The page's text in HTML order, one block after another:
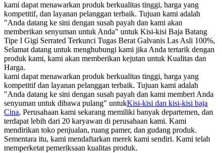
kami dapat menawarkan produk berkualitas tinggi, harga yang
kompetitif, dan layanan pelanggan terbaik. Tujuan kami adalah
"Anda datang ke sini dengan susah payah dan kami akan
memberikan senyuman untuk Anda" untuk Kisi-kisi Baja Batang
Tipe I Gigi Serrated Terkunci Tugas Berat Galvanis Las Asli 100%,
Selamat datang untuk menghubungi kami jika Anda tertarik dengan
produk kami, kami akan memberikan kejutan untuk Kualitas dan
Harga.
kami dapat menawarkan produk berkualitas tinggi, harga yang
kompetitif dan layanan pelanggan terbaik. Tujuan kami adalah
"Anda datang ke sini dengan susah payah dan kami memberi Anda
senyuman untuk dibawa pulang" untukKisi-kisi dan kisi-kisi baja
Cina, Perusahaan kami sekarang memiliki banyak departemen, dan
terdapat lebih dari 20 karyawan di perusahaan kami. Kami
mendirikan toko penjualan, ruang pamer, dan gudang produk.
Sementara itu, kami mendaftarkan merek kami sendiri. Kami telah
memperketat pemeriksaan kualitas produk.